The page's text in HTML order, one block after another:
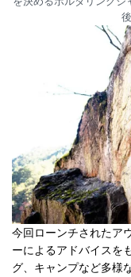
今回ローンチされたア
ーによるアドバイスを
グ、キャンプなど多様